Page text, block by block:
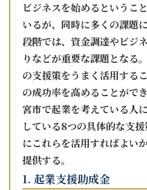
ビジネスを始めるというこ
いるが、同時に多くの課題
段階では、資金調達やビジ
りなどが重要な課題となる
の支援策をうまく活用する
の成功率を高めることがで
宮市で起業を考えている人
している8つの具体的な支
にこれらを活用すればよい
提供する。
1. 起業支援助成金